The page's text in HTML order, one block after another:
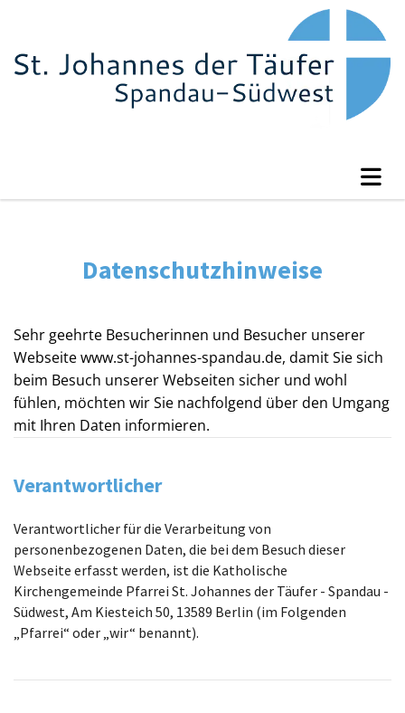
Datenschutzhinweise
Sehr geehrte Besucherinnen und Besucher unserer
Webseite www.st-johannes-spandau.de, damit Sie sich
beim Besuch unserer Webseiten sicher und wohl
fühlen, möchten wir Sie nachfolgend über den Umgang
mit Ihren Daten informieren.
Verantwortlicher
Verantwortlicher für die Verarbeitung von
personenbezogenen Daten, die bei dem Besuch dieser
Webseite erfasst werden, ist die Katholische
Kirchengemeinde Pfarrei St. Johannes der Täufer - Spandau -
Südwest, Am Kiesteich 50, 13589 Berlin (im Folgenden
„Pfarrei“ oder „wir“ benannt).